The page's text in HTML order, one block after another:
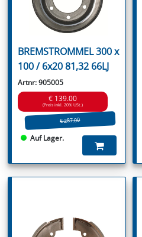
BREMSTROMMEL 300 x
100 / 6x20 81,32 66LJ
Artnr: 905005
€ 139.00
(Preis inkl. 20% USt.)
€ 287.00
Auf Lager.